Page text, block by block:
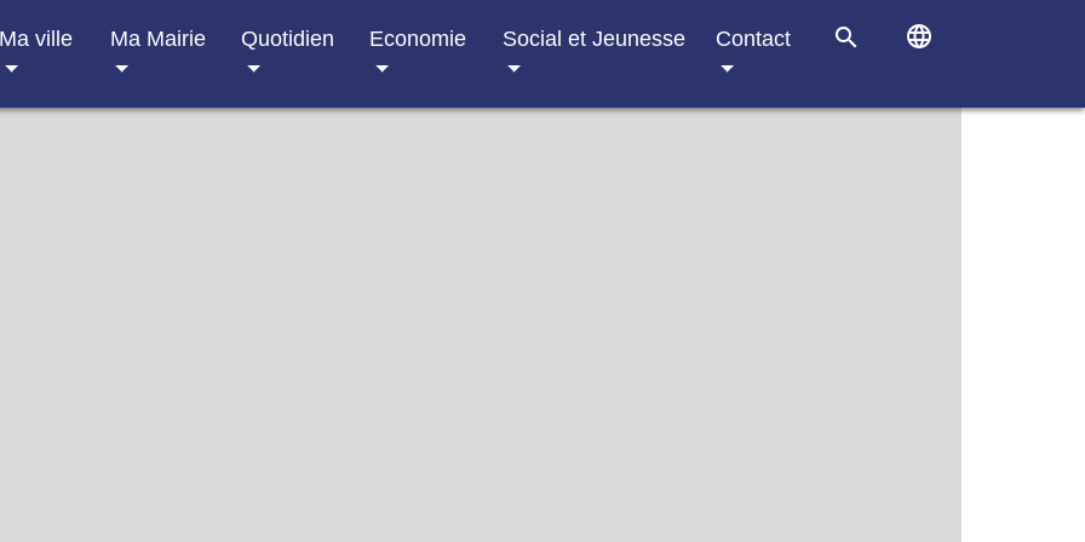
Ma ville Ma Mairie Quotidien Economie Social et Jeunesse Contact search language